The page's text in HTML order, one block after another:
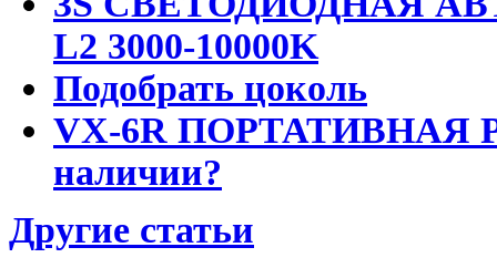
L2 3000-10000K
Подобрать цоколь
VX-6R ПОРТАТИВНАЯ
наличии?
Другие статьи